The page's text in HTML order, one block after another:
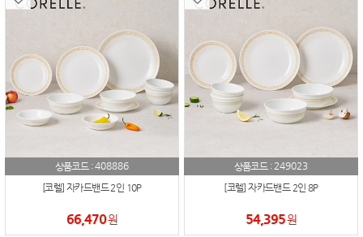
상품코드 :408886
[코렐] 자카드밴드 2인 10P
66,470원
상품코드 :249023
[코렐] 자카드밴드 2인 8P
54,395원